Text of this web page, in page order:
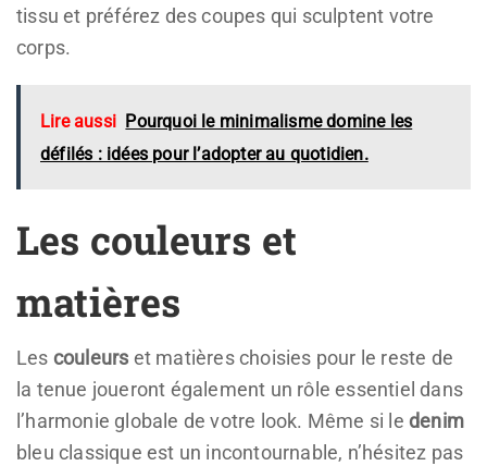
tissu et préférez des coupes qui sculptent votre
corps.
Lire aussi Pourquoi le minimalisme domine les
défilés : idées pour l’adopter au quotidien.
Les couleurs et
matières
Les couleurs et matières choisies pour le reste de
la tenue joueront également un rôle essentiel dans
l’harmonie globale de votre look. Même si ledenim
bleu classique est un incontournable, n’hésitez pas